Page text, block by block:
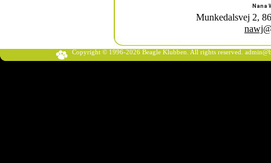
Nana
Munkedalsvej 2,
Copyright © 1996-2026 Beagle Klubben. All rights reserved.